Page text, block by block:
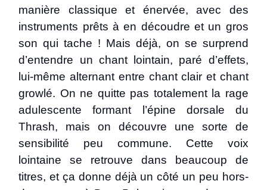
manière classique et énervée, avec des
instruments prêts à en découdre et un gros
son qui tache ! Mais déjà, on se surprend
d’entendre un chant lointain, paré d’effets,
lui-même alternant entre chant clair et chant
growlé. On ne quitte pas totalement la rage
adulescente formant l’épine dorsale du
Thrash, mais on découvre une sorte de
sensibilité peu commune. Cette voix
lointaine se retrouve dans beaucoup de
titres, et ça donne déjà un côté un peu hors-